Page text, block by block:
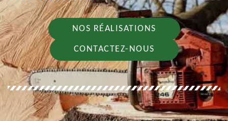
NOS RÉALISATIONS
CONTACTEZ-NOUS